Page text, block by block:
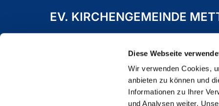
Diese Webseite
Wir verwenden Cookies,
anbieten zu können und
Informationen zu Ihrer
und Analysen weiter.
EV. KIRCHENGEMEINDE